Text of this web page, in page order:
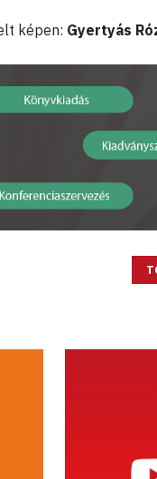
képen: Gyertyás